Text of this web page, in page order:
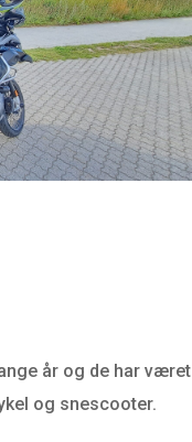
år og de har været
og snescooter.